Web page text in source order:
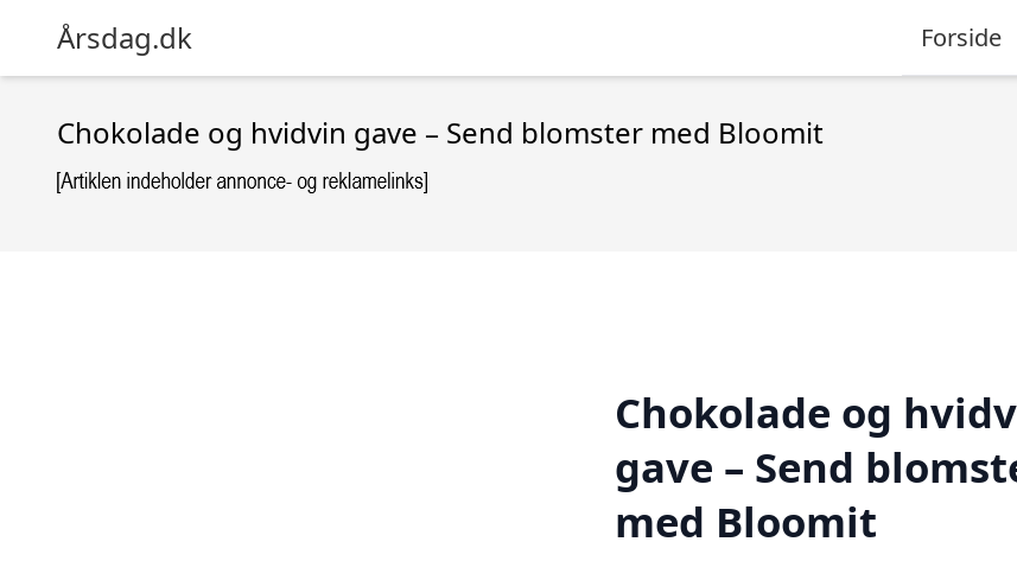
Årsdag.dk Forside
Chokolade og hvidvin gave – Send blomster med Bloomit
Chokolade og
gave – Send
med Bloomit